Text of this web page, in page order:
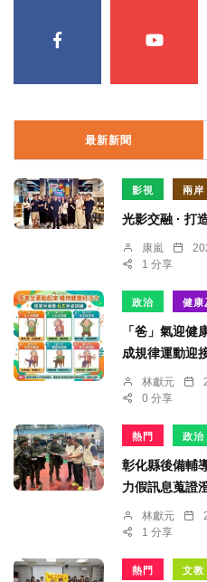
最新新聞
影視 兩岸
光影交融 · 打
康嵐
1 分享
政治 健康
「爸」氣迎
成規律運動迎
林獻元
0 分享
熱門 政治
彰化縣後備輔
力假訊息蒐證
林獻元
1 分享
熱門 文教